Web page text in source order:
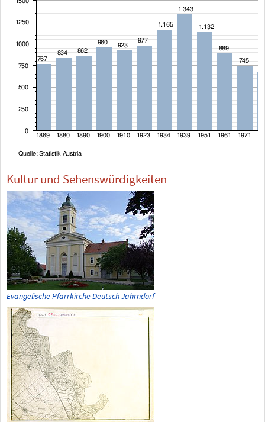
Kultur und Sehenswürdigkeiten
Evangelische Pfarrkirche Deutsch Jahrndorf